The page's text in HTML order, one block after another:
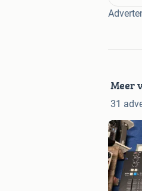
Meer
31